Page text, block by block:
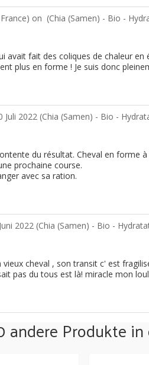
on (Chia (Samen) - Bio -
avait fait des coliques de chaleur
plus en forme ! Je suis donc
Juli 2022 (Chia (Samen) - Bio -
du résultat. Cheval en forme
prochaine course.
avec sa ration.
2022 (Chia (Samen) - Bio -
cheval , son transit c' est
pas du tous est là! miracle mon
andere Produkte